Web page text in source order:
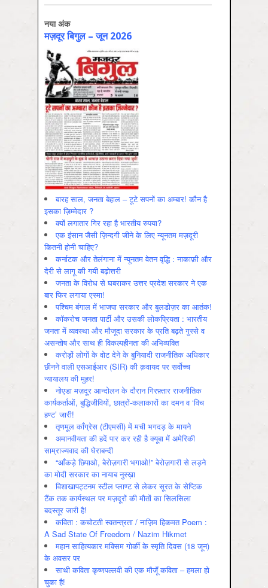
नया अंक
मज़दूर बिगुल – जून 2026
बारह साल, जनता बेहाल – टूटे सपनों का अम्बार! कौन है
इसका ज़िम्मेदार ?
क्यों लगातार गिर रहा है भारतीय रुपया?
एक इंसान जैसी ज़िन्दगी जीने के लिए न्यूनतम मज़दूरी
कितनी होनी चाहिए?
कर्नाटक और तेलंगाना में न्यूनतम वेतन वृद्धि : नाकाफ़ी और
देरी से लागू की गयी बढ़ोत्तरी
जनता के विरोध से घबराकर उत्तर प्रदेश सरकार ने एक
बार फिर लगाया एस्मा!
पश्चिम बंगाल में भाजपा सरकार और बुलडोज़र का आतंक!
कॉकरोच जनता पार्टी और उसकी लोकप्रियता : भारतीय
जनता में व्‍यवस्‍था और मौजूदा सरकार के प्रति बढ़ते गुस्‍से व
असन्‍तोष और साथ ही विकल्‍पहीनता की अभिव्‍यक्ति
करोड़ों लोगों के वोट देने के बुनियादी राजनीतिक अधिकार
छीनने वाली एसआईआर (SIR) की क़वायद पर सर्वोच्च
न्यायालय की मुहर!
नोएडा मज़दूर आन्दोलन के दौरान गिरफ़्तार राजनीतिक
कार्यकर्ताओं, बुद्धिजीवियों, छात्रों-कलाकारों का दमन व ‘विच
हण्ट’ जारी!
तृणमूल काँग्रेस (टीएमसी) में मची भगदड़ के मायने
अमानवीयता की हदें पार कर रही है क्यूबा में अमेरिकी
साम्राज्यवाद की घेराबन्दी
“आँकड़े छिपाओ, बेरोज़गारी भगाओ!” बेरोज़गारी से लड़ने
का मोदी सरकार का नायाब नुस्ख़ा
विशाखापट्टनम स्टील प्लाण्ट से लेकर सूरत के सेप्टिक
टैंक तक कार्यस्थल पर मज़दूरों की मौतों का सिलसिला
बदस्तूर जारी है!
कविता : कचोटती स्वतन्त्रता / नाज़िम हिकमत Poem :
A Sad State Of Freedom / Nazim Hikmet
महान साहित्यकार मक्सिम गोर्की के स्मृति दिवस (18 जून)
के अवसर पर
साथी कविता कृष्णपल्लवी की एक मौजूँ कविता – हमला हो
चुका है!